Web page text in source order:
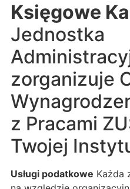
Księgowe
Jednostka
zorganizuje
z Pracami
Twojej
Usługi podatkowe Każda